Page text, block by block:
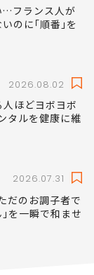
…フランス人が
のに｢順番｣を
2026.08.02
ほどヨボヨボ
タルを健康に維
2026.07.31
だのお調子者で
を一瞬で和ませ